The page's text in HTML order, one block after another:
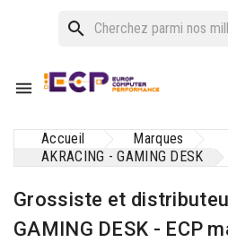
search

Accueil
Marques
AKRACING - GAMING DESK
Grossiste et
GAMING DESK - ECP